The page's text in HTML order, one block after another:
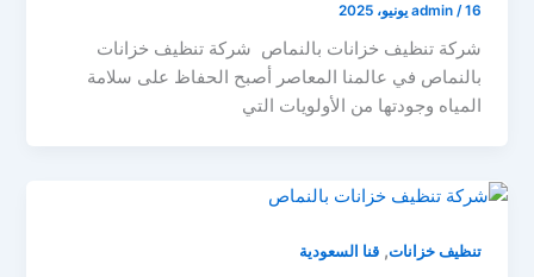
admin /16 يونيو، 2025
شركة تنظيف خزانات بالنماص شركة تنظيف خزانات
بالنماص في عالمنا المعاصر أصبح الحفاظ على سلامة
المياه وجودتها من الأولويات التي
تنظيف خزانات,قنا السعودية